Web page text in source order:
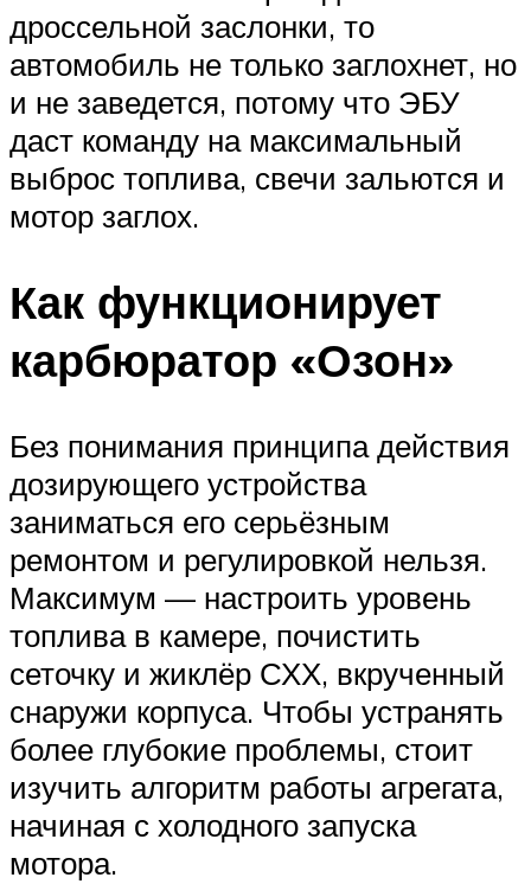
дроссельной заслонки, то
автомобиль не только заглохнет, но
и не заведется, потому что ЭБУ
даст команду на максимальный
выброс топлива, свечи зальются и
мотор заглох.
Как функционирует
карбюратор «Озон»
Без понимания принципа действия
дозирующего устройства
заниматься его серьёзным
ремонтом и регулировкой нельзя.
Максимум — настроить уровень
топлива в камере, почистить
сеточку и жиклёр СХХ, вкрученный
снаружи корпуса. Чтобы устранять
более глубокие проблемы, стоит
изучить алгоритм работы агрегата,
начиная с холодного запуска
мотора.